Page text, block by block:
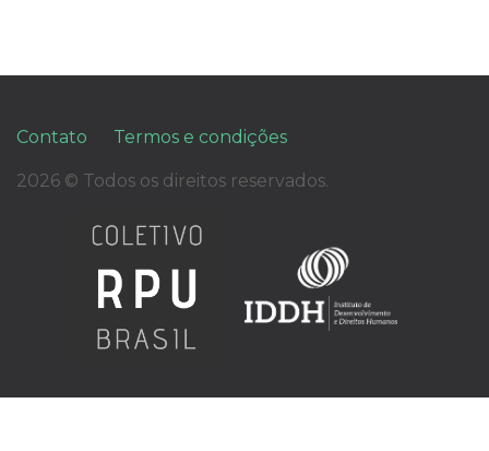
Contato Termos e condições
2026 © Todos os direitos reservados.